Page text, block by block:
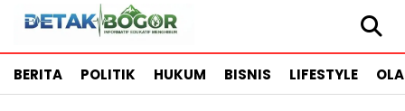
BERITA POLITIK HUKUM BISNIS LIFESTYLE